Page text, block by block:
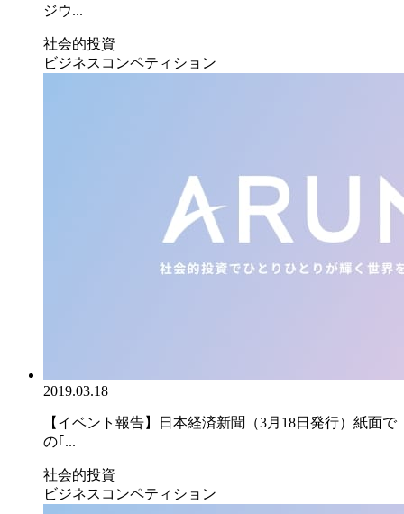
ジウ...
社会的投資
ビジネスコンペティション
2019.03.18
【イベント報告】日本経済新聞（3月18日発行）紙面で
の｢...
社会的投資
ビジネスコンペティション